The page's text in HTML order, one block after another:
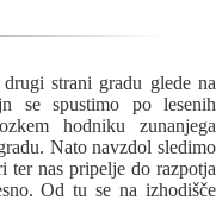
strani gradu glede na
se spustimo po lesenih
hodniku zunanjega
Nato navzdol sledimo
ter nas pripelje do razpotja
Od tu se na izhodišče